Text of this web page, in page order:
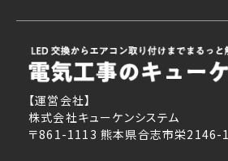
【運営会社】
株式会社キューケンシステム
〒861-1113 熊本県合志市栄2146-1